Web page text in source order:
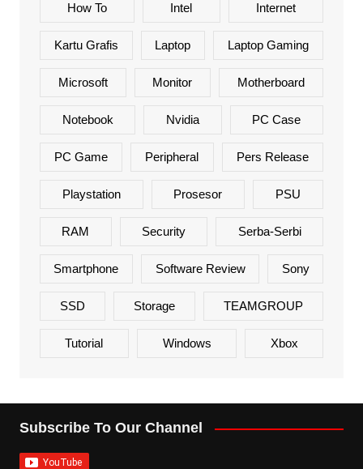
How To Intel Internet
Kartu Grafis Laptop Laptop Gaming
Microsoft Monitor Motherboard
Notebook Nvidia PC Case
PC Game Peripheral Pers Release
Playstation Prosesor PSU
RAM Security Serba-Serbi
Smartphone Software Review Sony
SSD Storage TEAMGROUP
Tutorial Windows Xbox
Subscribe To Our Channel